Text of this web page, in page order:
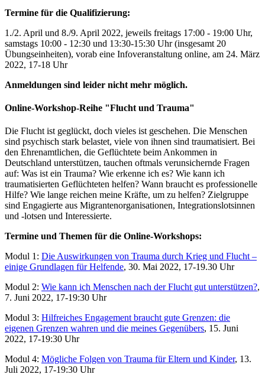
Termine für die Qualifizierung:
1./2. April und 8./9. April 2022, jeweils freitags 17:00 - 19:00 Uhr,
samstags 10:00 - 12:30 und 13:30-15:30 Uhr (insgesamt 20
Übungseinheiten), vorab eine Infoveranstaltung online, am 24. März
2022, 17-18 Uhr
Anmeldungen sind leider nicht mehr möglich.
Online-Workshop-Reihe "Flucht und Trauma"
Die Flucht ist geglückt, doch vieles ist geschehen. Die Menschen
sind psychisch stark belastet, viele von ihnen sind traumatisiert. Bei
den Ehrenamtlichen, die Geflüchtete beim Ankommen in
Deutschland unterstützen, tauchen oftmals verunsichernde Fragen
auf: Was ist ein Trauma? Wie erkenne ich es? Wie kann ich
traumatisierten Geflüchteten helfen? Wann braucht es professionelle
Hilfe? Wie lange reichen meine Kräfte, um zu helfen? Zielgruppe
sind Engagierte aus Migrantenorganisationen, Integrationslotsinnen
und -lotsen und Interessierte.
Termine und Themen für die Online-Workshops:
Modul 1: Die Auswirkungen von Trauma durch Krieg und Flucht –
einige Grundlagen für Helfende, 30. Mai 2022, 17-19.30 Uhr
Modul 2: Wie kann ich Menschen nach der Flucht gut unterstützen?,
7. Juni 2022, 17-19:30 Uhr
Modul 3: Hilfreiches Engagement braucht gute Grenzen: die
eigenen Grenzen wahren und die meines Gegenübers, 15. Juni
2022, 17-19:30 Uhr
Modul 4: Mögliche Folgen von Trauma für Eltern und Kinder, 13.
Juli 2022, 17-19:30 Uhr